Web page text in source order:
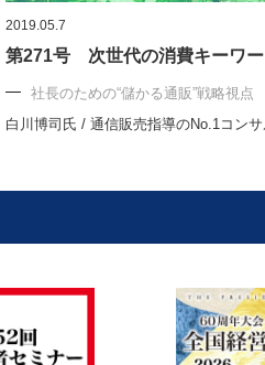
2019.05.7
第271号 次世代の消費キーワー
社長のための“儲かる通販”戦略視点
白川博司氏 / 通信販売指導のNo.1コンサ